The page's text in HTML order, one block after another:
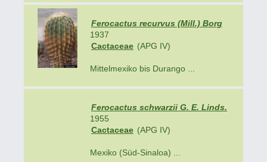
Ferocactus recurvus (Mill.) Borg
1937
Cactaceae (APG IV)
Mittelmexiko bis Durango ...
Ferocactus schwarzii G. E. Linds.
1955
Cactaceae (APG IV)
Mexiko (Süd-Sinaloa) ...